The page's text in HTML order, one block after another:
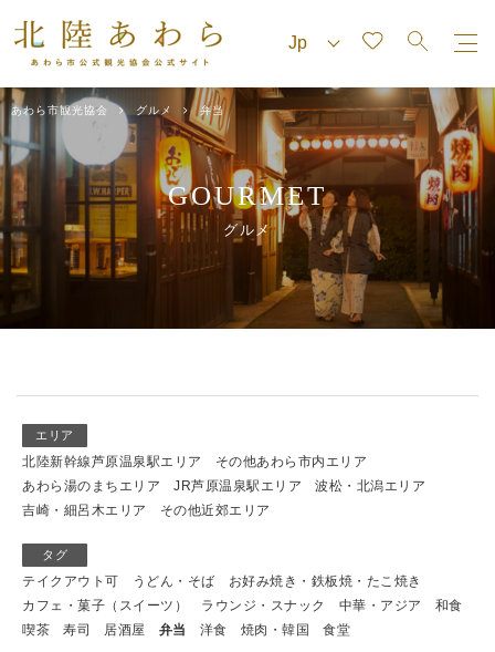
あわら市観光協会 グルメ 弁当
GOURMET
グルメ
エリア
北陸新幹線芦原温泉駅エリア
その他あわら市内エリア
あわら湯のまちエリア
JR芦原温泉駅エリア
波松・北潟エリア
吉崎・細呂木エリア
その他近郊エリア
タグ
テイクアウト可 うどん・そば
お好み焼き・鉄板焼・たこ焼き
カフェ・菓子（スイーツ）
ラウンジ・スナック 中華・アジア
和食
喫茶
寿司 居酒屋 弁当 洋食 焼肉・韓国 食堂